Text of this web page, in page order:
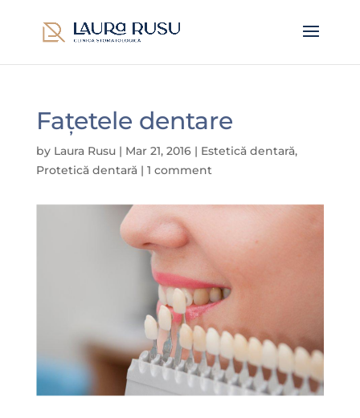
Fațetele dentare
by Laura Rusu| Mar 21, 2016| Estetică dentară,
Protetică dentară| 1 comment